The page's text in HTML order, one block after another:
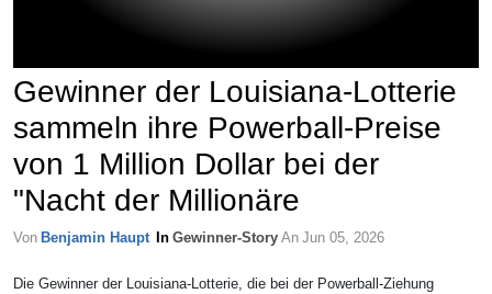
Gewinner der Louisiana-Lotterie
sammeln ihre Powerball-Preise
von 1 Million Dollar bei der
"Nacht der Millionäre
Von Benjamin Haupt In Gewinner-Story An Jun 05, 2026
Die Gewinner der Louisiana-Lotterie, die bei der Powerball-Ziehung